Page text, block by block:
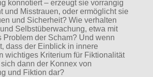
konnotiert – erzeugt sie vorrangig
und Misstrauen, oder ermöglicht sie
und Sicherheit? Wie verhalten
Selbstüberwachung, etwa mit
Problem der Scham? Und wenn
dass der Einblick in innere
wichtiges Kriterium für Fiktionalität
dann der Konnex von
und Fiktion dar?